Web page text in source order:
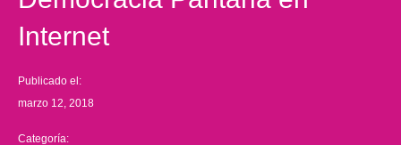
Internet
Publicado el:
marzo 12, 2018
Categoría: